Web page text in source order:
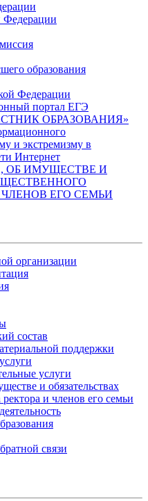
Федерации
образования
Федерации
портал ЕГЭ
ОБРАЗОВАНИЯ»
и экстремизму в
Интернет
ОБ ИМУЩЕСТВЕ И
ЧЛЕНОВ ЕГО СЕМЬИ
организации
состав
поддержки
услуги
и обязательствах
и членов его семьи
связи